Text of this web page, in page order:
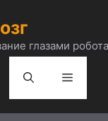
глазами
Меню